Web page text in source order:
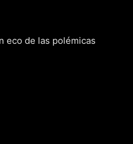
eco de las polémicas